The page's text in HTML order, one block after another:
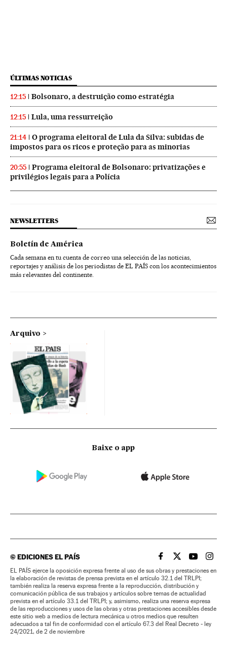
ÚLTIMAS NOTICIAS
12:15 Bolsonaro, a destruição como estratégia
12:15 Lula, uma ressurreição
21:14
O programa eleitoral de Lula da Silva: subidas de
impostos para os ricos e proteção para as minorias
20:55
Programa eleitoral de Bolsonaro: privatizações e
privilégios legais para a Polícia
NEWSLETTERS
Boletín de América
Cada semana en tu cuenta de correo una selección de las noticias,
reportajes y análisis de los periodistas de EL PAÍS con los acontecimientos
más relevantes del continente.
Arquivo
Baixe o app
©EDICIONES EL PAÍS EL PAÍS BRASIL EN
EL PAÍSEL PAÍS
EL
EL PAÍS ejerce la oposición expresa frente al uso de sus obras y prestaciones en
la elaboración de revistas de prensa prevista en el artículo 32.1 del TRLPI;
también realiza la reserva expresa frente a la reproducción, distribución y
comunicación pública de sus trabajos y artículos sobre temas de actualidad
prevista en el artículo 33.1 del TRLPI; y, asimismo, realiza una reserva expresa
de las reproducciones y usos de las obras y otras prestaciones accesibles desde
este sitio web a medios de lectura mecánica u otros medios que resulten
adecuados a tal fin de conformidad con el artículo 67.3 del Real Decreto - ley
24/2021, de 2 de noviembre